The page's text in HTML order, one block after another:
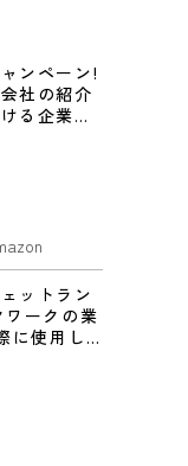
ンペーン!
社の紹介
る企業様
ットラン
ークの業
に使用し
グッズ